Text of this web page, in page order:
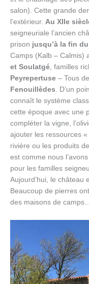
salon). Cette grande
l’extérieur. Au XIIe
seigneuriale l’ancien
prison jusqu’à la fin du
Camps (Kalb – Calmis)
et Soulatgé , familles
Peyrepertuse – Tous
Fenouillèdes . D’un
connaît le système
cette époque avec une
compléter la vigne,
ajouter les ressources
rivière ou les produits
est comme nous
pour les familles
Aujourd’hui, le château
Beaucoup de pierres
des maisons de camps…